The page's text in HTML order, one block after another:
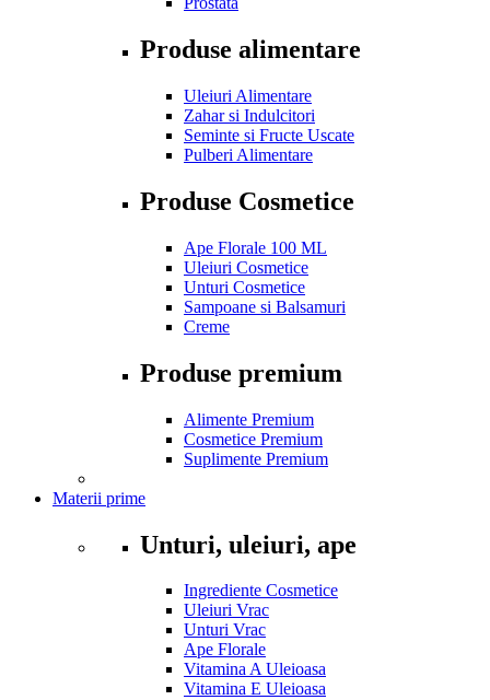
Produse alimentare
Uleiuri Alimentare
Zahar si Indulcitori
Seminte si Fructe Uscate
Pulberi Alimentare
Produse Cosmetice
Ape Florale 100 ML
Uleiuri Cosmetice
Unturi Cosmetice
Sampoane si Balsamuri
Creme
Produse premium
Alimente Premium
Cosmetice Premium
Suplimente Premium
Materii prime
Unturi, uleiuri, ape
Ingrediente Cosmetice
Uleiuri Vrac
Unturi Vrac
Ape Florale
Vitamina A Uleioasa
Vitamina E Uleioasa